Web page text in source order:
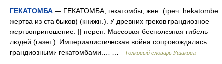
ГЕКАТОМБА — ГЕКАТОМБА, гекатомбы, жен. (греч. hekatombe
жертва из ста быков) (книжн.). У древних греков грандиозное
жертвоприношение. || перен. Массовая бесполезная гибель
людей (газет.). Империалистическая война сопровождалась
грандиозными гекатомбами.… …
Толковый словарь Ушакова